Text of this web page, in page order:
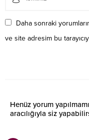
Daha sonraki
ve site adresim bu
Henüz yorum
aracılığıyla siz